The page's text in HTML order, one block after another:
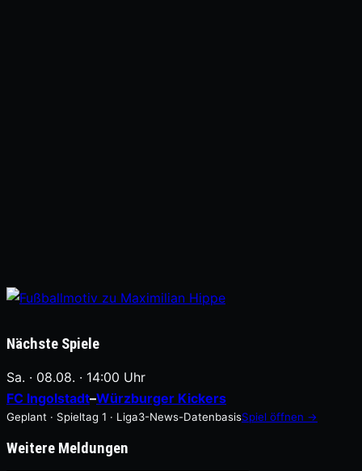
Nächste Spiele
Sa. · 08.08. · 14:00 Uhr
FC Ingolstadt–Würzburger Kickers
Geplant · Spieltag 1 · Liga3-News-DatenbasisSpiel öffnen →
Weitere Meldungen